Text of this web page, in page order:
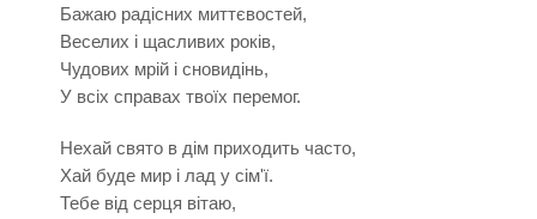
Бажаю радісних миттєвостей,
Веселих і щасливих років,
Чудових мрій і сновидінь,
У всіх справах твоїх перемог.
Нехай свято в дім приходить часто,
Хай буде мир і лад у сім'ї.
Тебе від серця вітаю,